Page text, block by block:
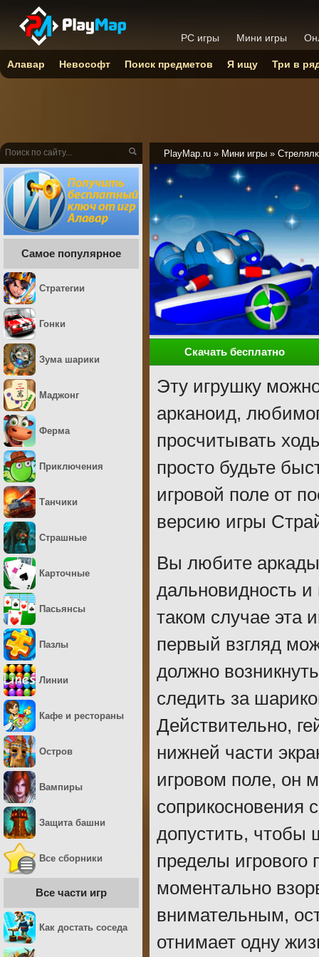
PlayMap.ru » Мини игры »
Скачать бесплатно
Эту игрушку
арканоид,
просчитывать
просто будьте
игровой поле от
версию игры
Вы любите
дальновидность и
таком случае эта
первый взгляд
должно
следить за
Действительно,
нижней части
игровом поле, он
соприкосновения
допустить, чтобы
пределы
моментально
внимательным,
отнимает одну
Самое популярное
Стратегии
Гонки
Зума шарики
Маджонг
Ферма
Приключения
Танчики
Страшные
Карточные
Пасьянсы
Пазлы
Линии
Кафе и рестораны
Остров
Вампиры
Защита башни
Все сборники
Все части игр
Как достать соседа
PC игры Мини игры
Алавар Невософт Поиск предметов Я ищу Три в